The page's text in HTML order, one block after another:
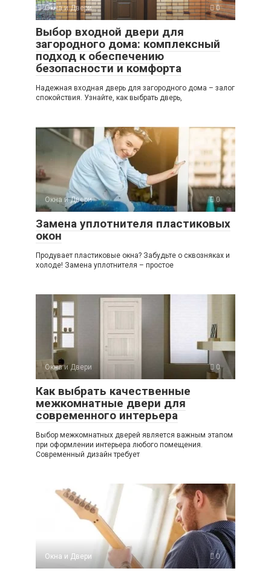
Окна и Двери 0
Выбор входной двери для
загородного дома: комплексный
подход к обеспечению
безопасности и комфорта
Надежная входная дверь для загородного дома – залог
спокойствия. Узнайте, как выбрать дверь,
Окна и Двери 0
Замена уплотнителя пластиковых
окон
Продувает пластиковые окна? Забудьте о сквозняках и
холоде! Замена уплотнителя – простое
Окна и Двери 0
Как выбрать качественные
межкомнатные двери для
современного интерьера
Выбор межкомнатных дверей является важным этапом
при оформлении интерьера любого помещения.
Современный дизайн требует
Окна и Двери 0